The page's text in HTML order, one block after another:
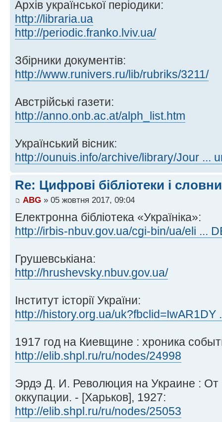
Архів української періодики:
http://libraria.ua
http://periodic.franko.lviv.ua/
Збірники документів:
http://www.runivers.ru/lib/rubriks/3211/
Австрійські газети:
http://anno.onb.ac.at/alph_list.htm
Український вісник:
http://ounuis.info/archive/library/Jour ...
Re: Цифрові бібліотеки і
ABG » 05 жовтня 2017, 09:04
Електронна бібліотека «Україніка»:
http://irbis-nbuv.gov.ua/cgi-bin/ua/eli ...
Грушевськіана:
http://hrushevsky.nbuv.gov.ua/
Інститут історії України:
http://history.org.ua/uk?fbclid=IwAR1DY
1917 год на Киевщине : хроника
http://elib.shpl.ru/ru/nodes/24998
Эрдэ Д. И. Революция на Украине :
оккупации. - [Харьков], 1927:
http://elib.shpl.ru/ru/nodes/25053